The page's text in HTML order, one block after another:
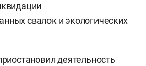
свалок и экологических
деятельность